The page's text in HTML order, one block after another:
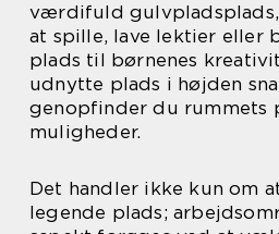
værdifuld
at spille, lave lektier eller
plads til børnenes
udnytte plads i højden
genopfinder du rummets
muligheder.
Det handler ikke kun om
legende plads;